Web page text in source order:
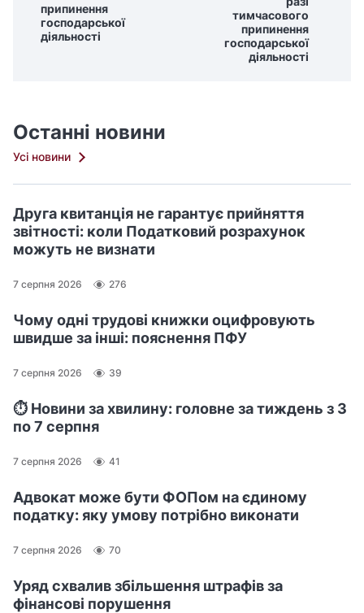
припинення
господарської
діяльності
тимчасового
припинення
господарської
діяльності
Останні новини
Усі новини
Друга квитанція не гарантує прийняття
звітності: коли Податковий розрахунок
можуть не визнати
7 серпня 2026 276
Чому одні трудові книжки оцифровують
швидше за інші: пояснення ПФУ
7 серпня 2026 39
⏱️ Новини за хвилину: головне за тиждень з 3
по 7 серпня
7 серпня 2026 41
Адвокат може бути ФОПом на єдиному
податку: яку умову потрібно виконати
7 серпня 2026 70
Уряд схвалив збільшення штрафів за
фінансові порушення